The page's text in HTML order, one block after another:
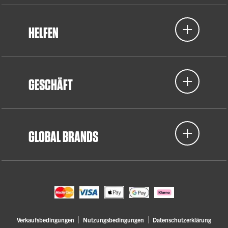
HELFEN
GESCHÄFT
GLOBAL BRANDS
Verkaufsbedingungen Nutzungsbedingungen Datenschutzerklärung